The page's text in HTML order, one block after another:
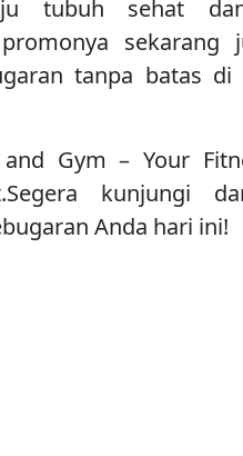
tubuh sehat
sekarang
tanpa batas di
Gym – Your
kunjungi
Anda hari ini!